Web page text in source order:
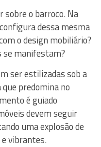
o barroco. Na
dessa mesma
o design mobiliário?
se manifestam?
ser estilizadas sob a
predomina no
é guiado
devem seguir
uma explosão de
vibrantes.